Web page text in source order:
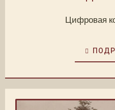
Цифровая